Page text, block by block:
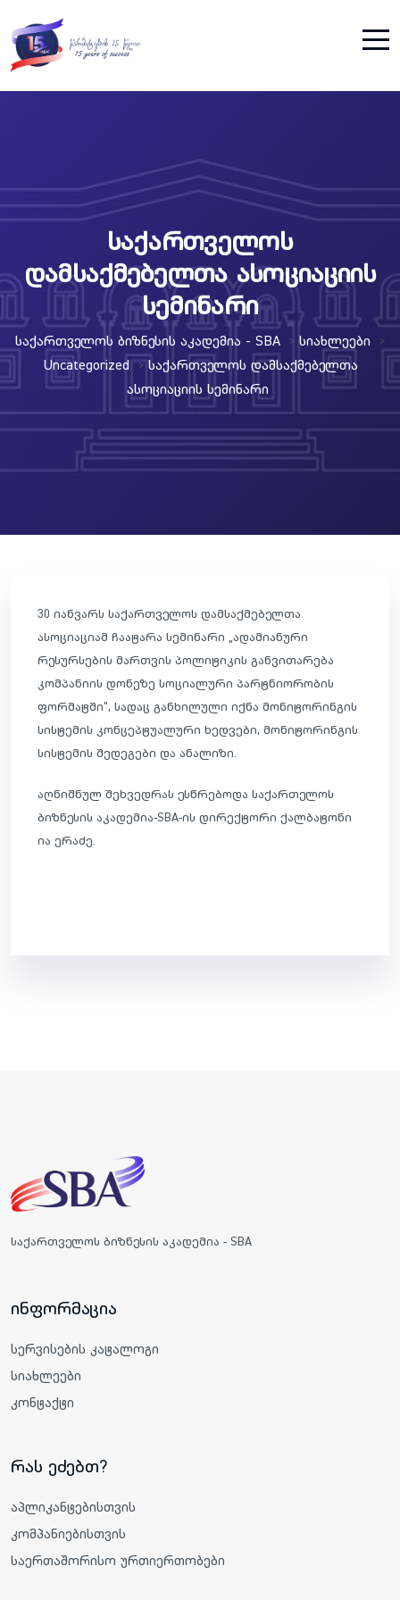
საქართველოს
დამსაქმებელთა ასოციაციის
სემინარი
Საქართველოს Ბიზნესის Აკადემია - SBA > Სიახლეები >
Uncategorized > Საქართველოს Დამსაქმებელთა
Ასოციაციის Სემინარი
30 იანვარს საქართველოს დამსაქმებელთა
ასოციაციამ ჩაატარა სემინარი „ადამიანური
რესურსების მართვის პოლიტიკის განვითარება
კომპანიის დონეზე სოციალური პარტნიორობის
ფორმატში“, სადაც განხილული იქნა მონიტორინგის
სისტემის კონცეპტუალური ხედვები, მონიტორინგის
სისტემის შედეგები და ანალიზი.
აღნიშნულ შეხვედრას ესწრებოდა საქართელოს
ბიზნესის აკადემია-SBA-ის დირექტორი ქალბატონი
ია ერაძე.
საქართველოს ბიზნესის აკადემია - SBA
ინფორმაცია
სერვისების კატალოგი
სიახლეები
კონტაქტი
რას ეძებთ?
აპლიკანტებისთვის
კომპანიებისთვის
საერთაშორისო ურთიერთობები